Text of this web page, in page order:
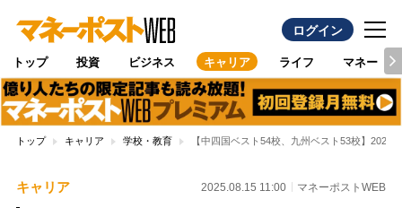
ログイン
トップ 投資 ビジネス キャリア ライフ マネー
トップ キャリア 学校・教育 【中四国ベスト54校、九州ベスト53校】
キャリア 2025.08.15 11:00 マネーポストWEB